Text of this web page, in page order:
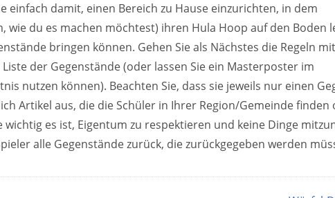
einfach damit, einen Bereich zu Hause einzurichten, in dem
wie du es machen möchtest) ihren Hula Hoop auf den Boden
bringen können. Gehen Sie als Nächstes die Regeln
der Gegenstände (oder lassen Sie ein Masterposter im
nutzen können). Beachten Sie, dass sie jeweils nur einen
Artikel aus, die die Schüler in Ihrer Region/Gemeinde finden
wichtig es ist, Eigentum zu respektieren und keine Dinge
alle Gegenstände zurück, die zurückgegeben werden